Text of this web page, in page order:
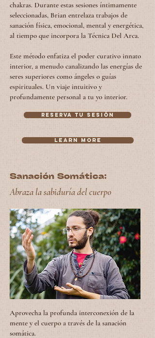
chakras. Durante estas sesiones íntimamente
seleccionadas, Brian entrelaza trabajos de
sanación física, emocional, mental y energética,
al tiempo que incorpora la Técnica Del Arca.
Este método enfatiza el poder curativo innato
interior, a menudo canalizando las energías de
seres superiores como ángeles o guías
espirituales. Un viaje intuitivo y
profundamente personal a tu yo interior.
Reserva tu sesión
Learn more
Sanación Somática:
Abraza la sabiduría del cuerpo
Aprovecha la profunda interconexión de la
mente y el cuerpo a través de la sanación
somática.